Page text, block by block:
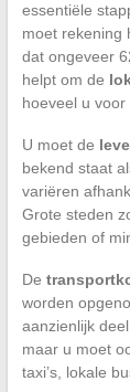
essentiële
moet rekening
dat ongeveer
helpt om de
hoeveel u
U moet de
bekend staat
variëren
Grote steden
gebieden of
De
worden
aanzienlijk
maar u moet
taxi’s, lokale